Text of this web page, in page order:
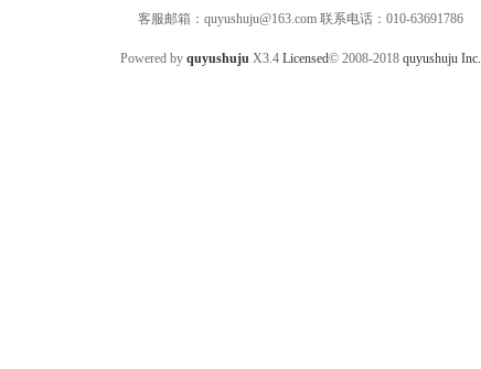
客服邮箱：quyushuju@163.com 联系电话：010-63691786
Powered by quyushuju X3.4 Licensed© 2008-2018 quyushuju Inc.